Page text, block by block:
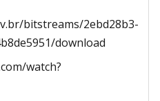
bitstreams/2ebd28b3-
download
watch?